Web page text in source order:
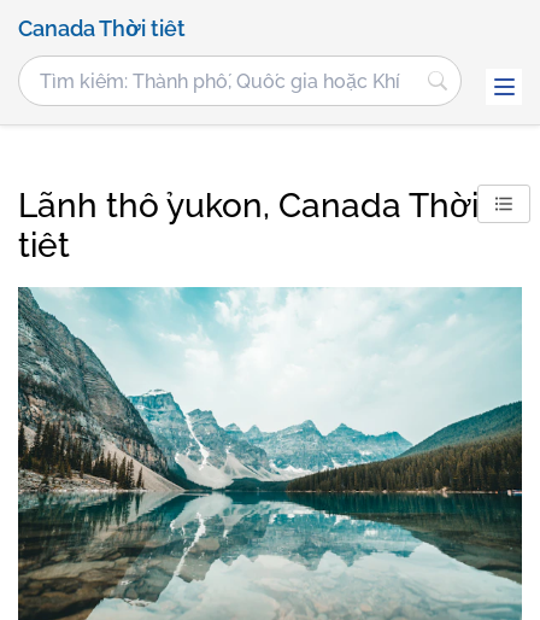
Canada Thời tiết
Lãnh thổ yukon, Canada Thời
tiết